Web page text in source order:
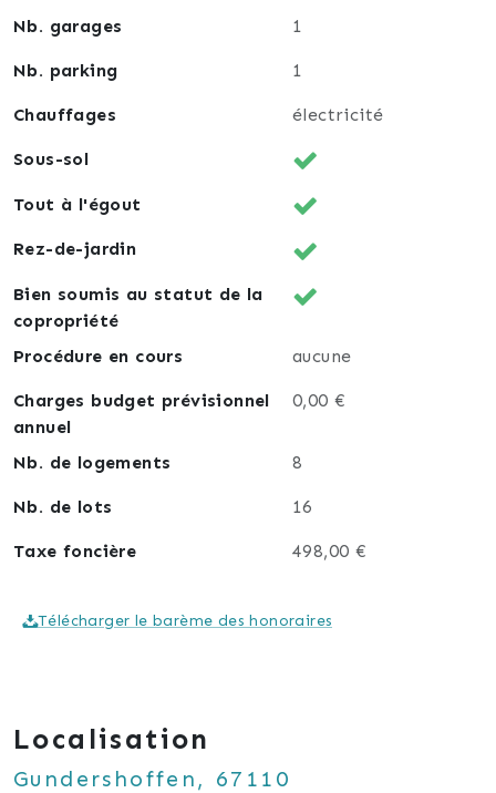
Nb. garages 1
Nb. parking 1
Chauffages électricité
Sous-sol
Tout à l'égout
Rez-de-jardin
Bien soumis au statut de la
copropriété
Procédure en cours
aucune
Charges budget prévisionnel
annuel
0,00 €
Nb. de logements 8
Nb. de lots 16
Taxe foncière 498,00 €
Télécharger le barème des honoraires
Localisation
Gundershoffen, 67110